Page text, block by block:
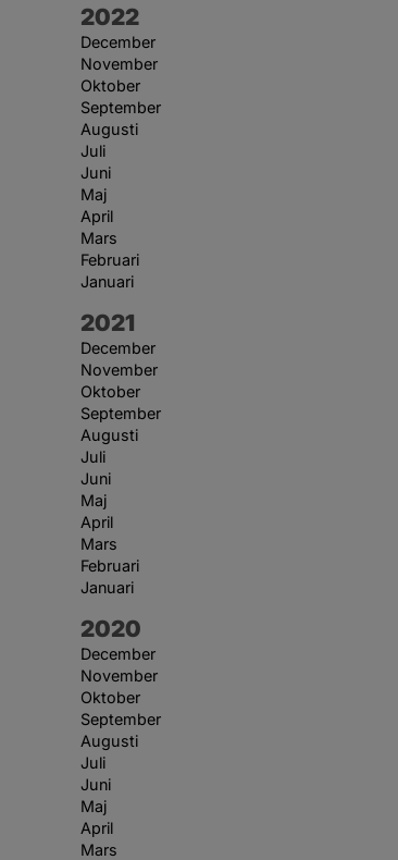
År:
2022
December
November
Oktober
September
Augusti
Juli
Juni
Maj
April
Mars
Februari
Januari
År:
2021
December
November
Oktober
September
Augusti
Juli
Juni
Maj
April
Mars
Februari
Januari
År:
2020
December
November
Oktober
September
Augusti
Juli
Juni
Maj
April
Mars